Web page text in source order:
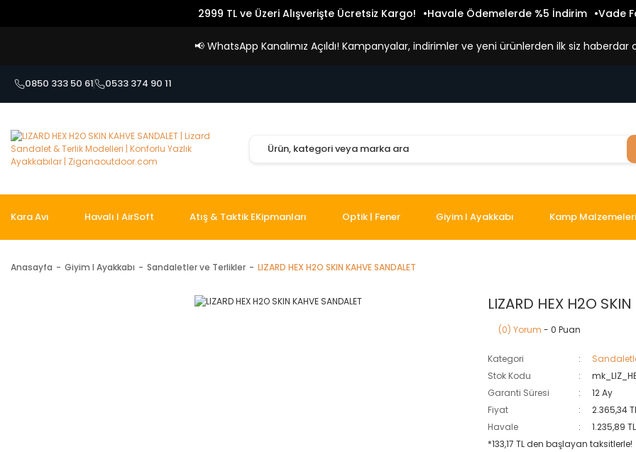
2999 TL ve Üzeri Alışverişte Ücretsiz Kargo! Havale Ödemelerde %5 İndirim Vade
📢 WhatsApp Kanalımız Açıldı! Kampanyalar, indirimler ve yeni ürünlerden ilk siz haberdar
0850 333 50 61 0533 374 90 11
Kara Avı Havalı I AirSoft Atış & Taktik EKipmanları Optik | Fener Giyim I Ayakkabı Kamp Malzemeleri
Anasayfa Giyim I Ayakkabı Sandaletler ve Terlikler LIZARD HEX H2O SKIN KAHVE SANDALET
LIZARD HEX H2O
(0) Yorum - 0 Puan
Kategori
Stok Kodu
Garanti Süresi
12 Ay
Fiyat
2.365,34
Havale
1.235,89
*133,17 TL den başlayan taksitlerle!